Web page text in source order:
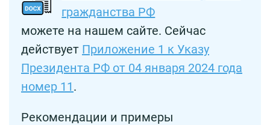
гражданства РФ
можете на нашем сайте. Сейчас
действует Приложение 1 к Указу
Президента РФ от 04 января 2024 года
номер 11 .
Рекомендации и примеры